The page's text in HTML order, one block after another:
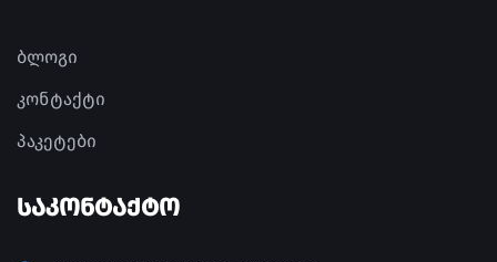
ბლოგი
კონტაქტი
პაკეტები
ᲡᲐᲙᲝᲜᲢᲐᲥᲢᲝ